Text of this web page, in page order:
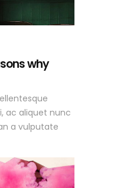
why
ac aliquet nunc
a vulputate